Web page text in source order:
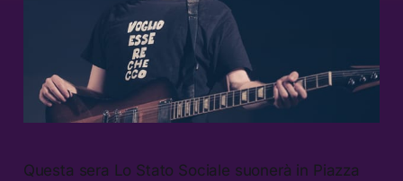
Questa sera Lo Stato Sociale suonerà in Piazza